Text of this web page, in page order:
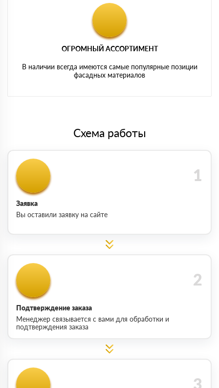
ОГРОМНЫЙ АССОРТИМЕНТ
В наличии всегда имеются самые популярные позиции
фасадных материалов
Схема работы
Заявка
Вы оставили заявку на сайте
Подтверждение заказа
Менеджер связывается с вами для обработки и
подтверждения заказа